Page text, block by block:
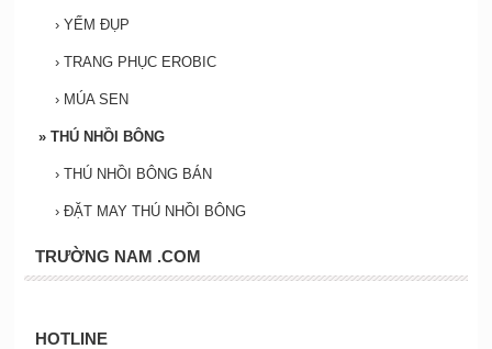
› YẾM ĐỤP
› TRANG PHỤC EROBIC
› MÚA SEN
» THÚ NHỒI BÔNG
› THÚ NHỒI BÔNG BÁN
› ĐẶT MAY THÚ NHỒI BÔNG
TRƯỜNG NAM .COM
HOTLINE